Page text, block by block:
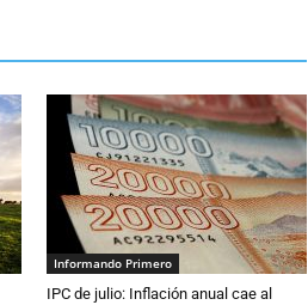
Informando Primero
IPC de julio: Inflación anual cae al